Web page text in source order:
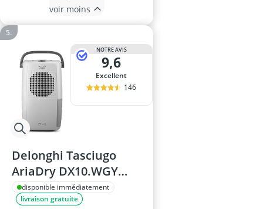
voir moins
NOTRE AVIS
9,6
Excellent
146
Delonghi Tasciugo
AriaDry DX10.WGY
Déshumidificateur
pour pièce 50 m² –
disponible immédiatement
livraison gratuite